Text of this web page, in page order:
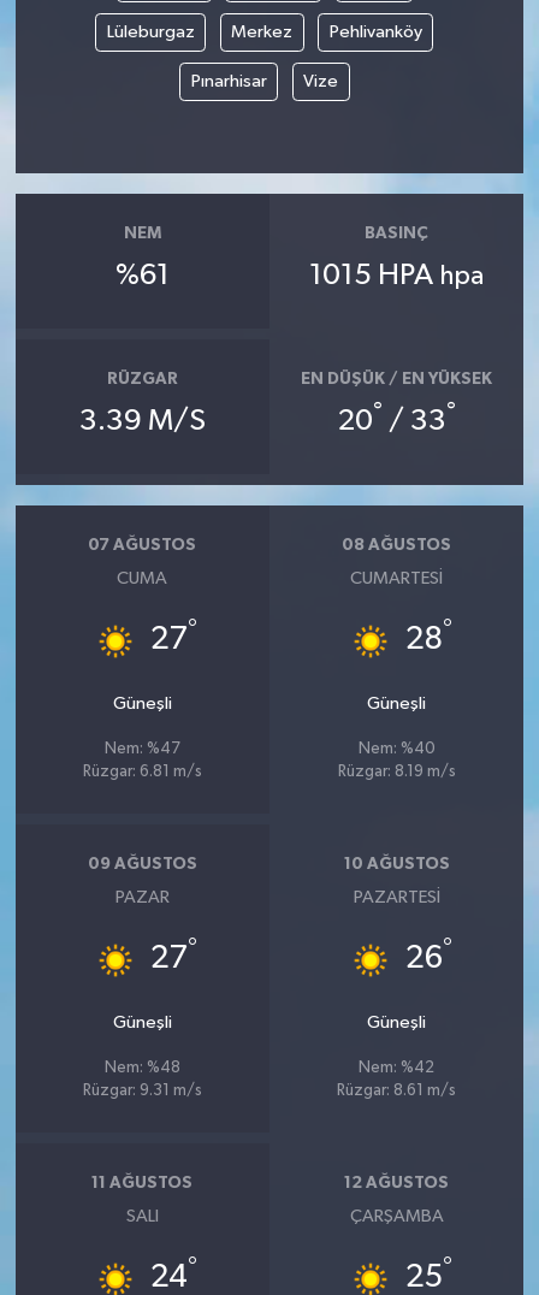
Lüleburgaz Merkez Pehlivanköy
Pınarhisar Vize
NEM
%61
BASINÇ
1015 HPA hpa
RÜZGAR
3.39 M/S
EN DÜŞÜK / EN YÜKSEK
20° / 33°
07 AĞUSTOS
CUMA
27°
Güneşli
Nem: %47
Rüzgar: 6.81 m/s
08 AĞUSTOS
CUMARTESI
28°
Güneşli
Nem: %40
Rüzgar: 8.19 m/s
09 AĞUSTOS
PAZAR
27°
Güneşli
Nem: %48
Rüzgar: 9.31 m/s
10 AĞUSTOS
PAZARTESI
26°
Güneşli
Nem: %42
Rüzgar: 8.61 m/s
11 AĞUSTOS
SALI
24°
12 AĞUSTOS
ÇARŞAMBA
25°